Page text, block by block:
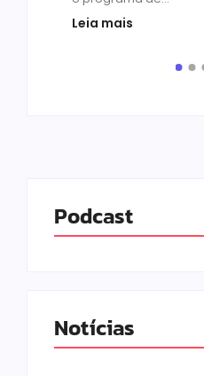
Leia mais
Podcast
Notícias